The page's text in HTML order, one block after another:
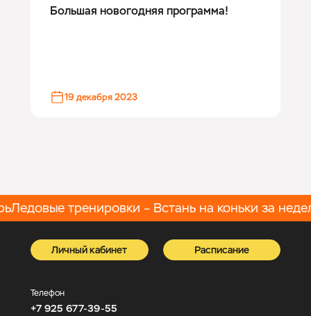
Большая новогодняя программа!
19 декабря 2023
Ледовые тренировки – Встань на коньки за
Личный кабинет Расписание
Телефон
+7 925 677-39-55